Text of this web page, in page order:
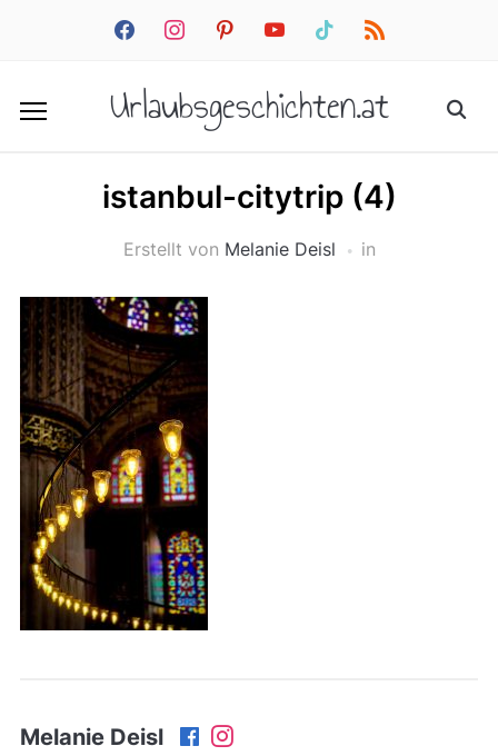
facebookinstagrampinterestyoutube tiktok rss
Urlaubsgeschichten.at
istanbul-citytrip (4)
Erstellt von Melanie Deisl in
Melanie Deisl